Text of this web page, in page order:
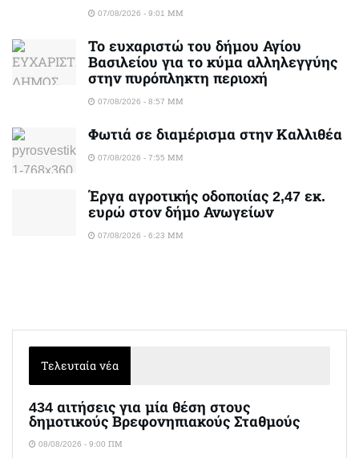
07/08/2026 - 9:01 ΜΜ
Το ευχαριστώ του δήμου Αγίου
Βασιλείου για το κύμα αλληλεγγύης
στην πυρόπληκτη περιοχή
07/08/2026 - 8:57 ΜΜ
Φωτιά σε διαμέρισμα στην Καλλιθέα
07/08/2026 - 7:55 ΜΜ
Έργα αγροτικής οδοποιίας 2,47 εκ.
ευρώ στον δήμο Ανωγείων
07/08/2026 - 6:23 ΜΜ
Τελευταία νέα
434 αιτήσεις για μία θέση στους
δημοτικούς Βρεφονηπιακούς Σταθμούς
08/08/2026 - 9:00 ΠΜ